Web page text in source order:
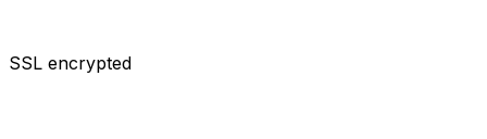
SSL encrypted